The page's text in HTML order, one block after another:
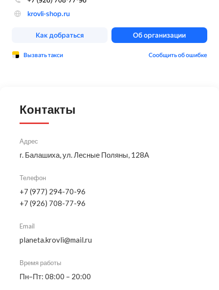
Контакты
Адрес
г. Балашиха, ул. Лесные Поляны, 128А
Телефон
+7 (977) 294-70-96
+7 (926) 708-77-96
Email
planeta.krovli@mail.ru
Время работы
Пн–Пт: 08:00 – 20:00